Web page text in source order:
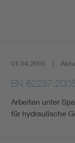
01.04.2005
EN
Arbeiten unter
für hydraulische